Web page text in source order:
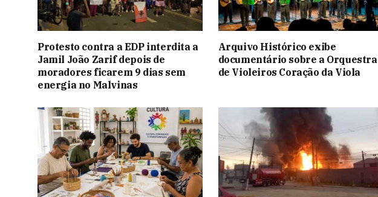
Protesto contra a EDP interdita a
Jamil João Zarif depois de
moradores ficarem 9 dias sem
energia no Malvinas
Arquivo Histórico exibe
documentário sobre a Orquestra
de Violeiros Coração da Viola